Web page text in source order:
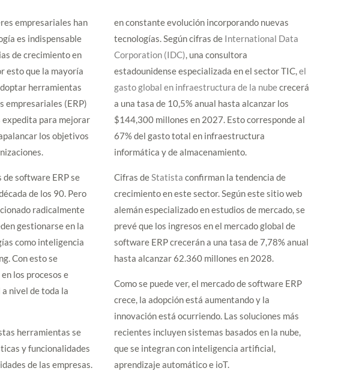
empresariales han
es indispensable
de crecimiento en
esto que la mayoría
herramientas
empresariales (ERP)
expedita para mejorar
los objetivos
software ERP se
de los 90. Pero
radicalmente
gestionarse en la
como inteligencia
Con esto se
los procesos e
nivel de toda la
herramientas se
y funcionalidades
de las empresas.
en constante evolución incorporando nuevas
tecnologías. Según cifras de International Data
Corporation (IDC), una consultora
estadounidense especializada en el sector TIC,el
gasto global en infraestructura de la nubecrecerá
a una tasa de 10,5% anual hasta alcanzar los
$144,300 millones en 2027. Esto corresponde al
67% del gasto total en infraestructura
informática y de almacenamiento.
Cifras deStatista confirman la tendencia de
crecimiento en este sector. Según este sitio web
alemán especializado en estudios de mercado, se
prevé que los ingresos en el mercado global de
software ERP crecerán a una tasa de 7,78% anual
hasta alcanzar 62.360 millones en 2028.
Como se puede ver, el mercado de software ERP
crece, la adopción está aumentando y la
innovación está ocurriendo. Las soluciones más
recientes incluyen sistemas basados en la nube,
que se integran con inteligencia artificial,
aprendizaje automático e ioT.